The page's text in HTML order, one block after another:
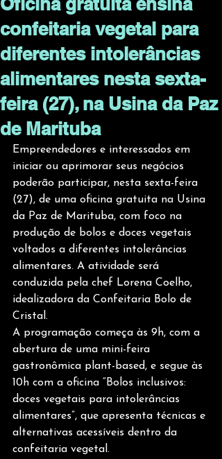
confeitaria vegetal para
diferentes intolerâncias
alimentares nesta sexta-
feira (27), na Usina da Paz
de Marituba
Empreendedores e interessados em
iniciar ou aprimorar seus negócios
poderão participar, nesta sexta-feira
(27), de uma oficina gratuita na Usina
da Paz de Marituba, com foco na
produção de bolos e doces vegetais
voltados a diferentes intolerâncias
alimentares. A atividade será
conduzida pela chef Lorena Coelho,
idealizadora da Confeitaria Bolo de
Cristal.
A programação começa às 9h, com a
abertura de uma mini-feira
gastronômica plant-based, e segue às
10h com a oficina “Bolos inclusivos:
doces vegetais para intolerâncias
alimentares”, que apresenta técnicas e
alternativas acessíveis dentro da
confeitaria vegetal.